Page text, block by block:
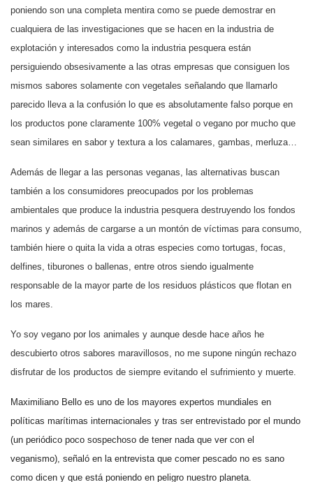
poniendo son una completa mentira como se puede demostrar en
cualquiera de las investigaciones que se hacen en la industria de
explotación y interesados como la industria pesquera están
persiguiendo obsesivamente a las otras empresas que consiguen los
mismos sabores solamente con vegetales señalando que llamarlo
parecido lleva a la confusión lo que es absolutamente falso porque en
los productos pone claramente 100% vegetal o vegano por mucho que
sean similares en sabor y textura a los calamares, gambas, merluza…
Además de llegar a las personas veganas, las alternativas buscan
también a los consumidores preocupados por los problemas
ambientales que produce la industria pesquera destruyendo los fondos
marinos y además de cargarse a un montón de víctimas para consumo,
también hiere o quita la vida a otras especies como tortugas, focas,
delfines, tiburones o ballenas, entre otros siendo igualmente
responsable de la mayor parte de los residuos plásticos que flotan en
los mares.
Yo soy vegano por los animales y aunque desde hace años he
descubierto otros sabores maravillosos, no me supone ningún rechazo
disfrutar de los productos de siempre evitando el sufrimiento y muerte.
Maximiliano Bello es uno de los mayores expertos mundiales en
políticas marítimas internacionales y tras ser entrevistado por el mundo
(un periódico poco sospechoso de tener nada que ver con el
veganismo), señaló en la entrevista que comer pescado no es sano
como dicen y que está poniendo en peligro nuestro planeta.